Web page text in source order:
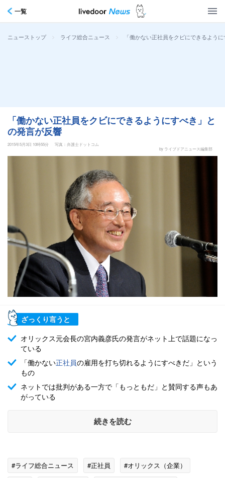
一覧
ニューストップ > ライフ総合ニュース > 「働かない正社員をクビにできるよう
「働かない正社員をクビにできるようにすべき」と
の発言が反響
2015年5月3日 10時55分
写真：弁護士ドットコム
by ライブドアニュース編集部
ざっくり言うと
オリックス元会長の宮内義彦氏の発言がネット上で話題になっ
ている
「働かない正社員の雇用を打ち切れるようにすべきだ」という
もの
ネットでは批判がある一方で「もっともだ」と賛同する声もあ
がっている
続きを読む
#ライフ総合ニュース #正社員
#オリックス（企業）